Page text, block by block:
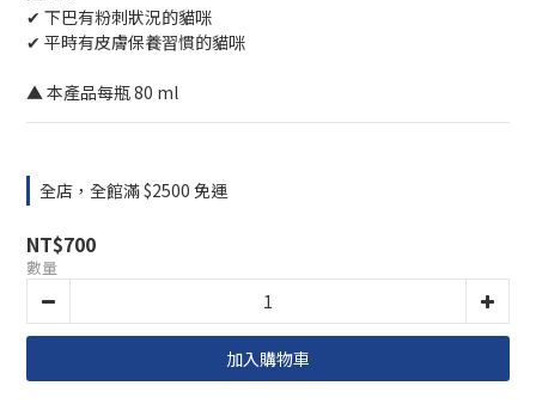
✔ 下巴有粉刺狀況的貓咪
✔ 平時有皮膚保養習慣的貓咪
▲ 本產品每瓶 80 ml
全店，全館滿 $2500 免運
NT$700
數量
加入購物車